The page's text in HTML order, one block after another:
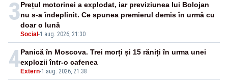
3
Social -1 aug. 2026, 21:30
Prețul motorinei a explodat, iar previziunea lui Bolojan
nu s-a îndeplinit. Ce spunea premierul demis în urmă cu
doar o lună
4 Extern-1 aug. 2026, 21:38
Panică în Moscova. Trei morți și 15 răniți în urma unei
explozii într-o cafenea